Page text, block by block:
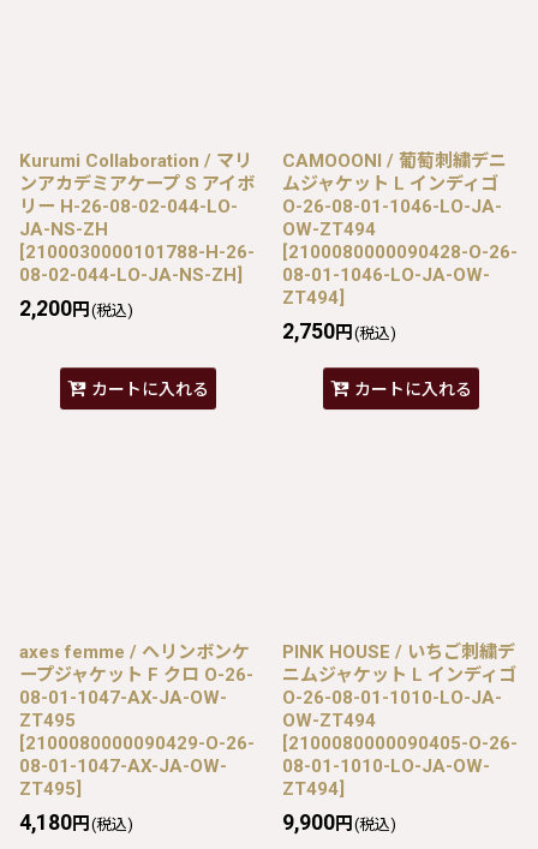
Kurumi Collaboration / マリ
ンアカデミアケープ S アイボ
リー H-26-08-02-044-LO-
JA-NS-ZH
[2100030000101788-H-26-
08-02-044-LO-JA-NS-ZH]
2,200円 (税込)
カートに入れる
CAMOOONI / 葡萄刺繍デニ
ムジャケット L インディゴ
O-26-08-01-1046-LO-JA-
OW-ZT494
[2100080000090428-O-26-
08-01-1046-LO-JA-OW-
ZT494]
2,750円 (税込)
カートに入れる
axes femme / ヘリンボンケ
ープジャケット F クロ O-26-
08-01-1047-AX-JA-OW-
ZT495
[2100080000090429-O-26-
08-01-1047-AX-JA-OW-
ZT495]
4,180円 (税込)
PINK HOUSE / いちご刺繍デ
ニムジャケット L インディゴ
O-26-08-01-1010-LO-JA-
OW-ZT494
[2100080000090405-O-26-
08-01-1010-LO-JA-OW-
ZT494]
9,900円 (税込)